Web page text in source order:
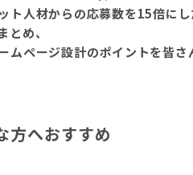
ト人材からの応募数を15倍に
とめ、
ムページ設計のポイントを皆さ
方へおすすめ